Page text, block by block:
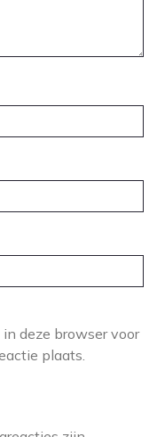
deze browser voor
plaats.